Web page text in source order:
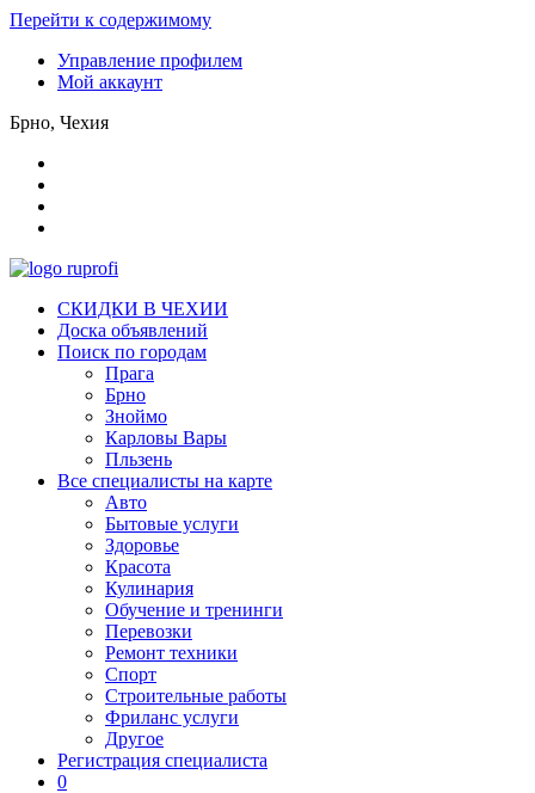
Перейти к содержимому
Управление профилем
Мой аккаунт
Брно, Чехия
СКИДКИ В ЧЕХИИ
Доска объявлений
Поиск по городам
Прага
Брно
Зноймо
Карловы Вары
Пльзень
Все специалисты на карте
Авто
Бытовые услуги
Здоровье
Красота
Кулинария
Обучение и тренинги
Перевозки
Ремонт техники
Спорт
Строительные работы
Фриланс услуги
Другое
Регистрация специалиста
0